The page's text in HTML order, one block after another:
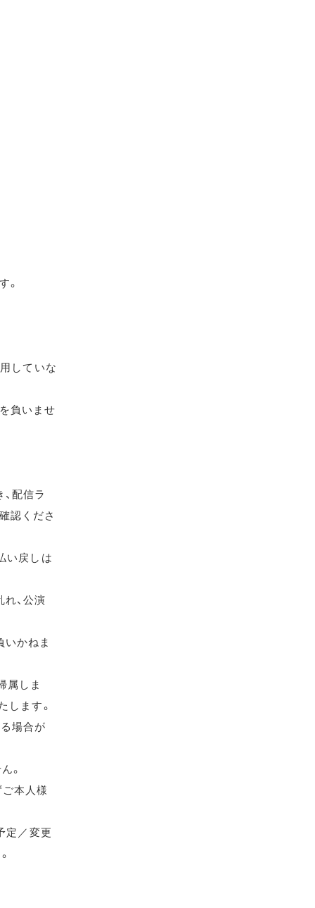
。
していな
負いませ
配信ラ
認くださ
い戻しは
、公演
いかねま
属しま
します。
場合が
。
本人様
定／変更